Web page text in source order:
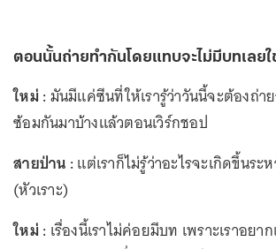
ตอนนั้นถ่ายทำกันโดยแทบจะไม่มีบทเลยใ
ใหม่ :มันมีแค่ซีนที่ให้เรารู้ว่าวันนี้จะต้องถ่า
ซ้อมกันมาบ้างแล้วตอนเวิร์กชอป
สายป่าน :แต่เราก็ไม่รู้ว่าอะไรจะเกิดขึ้นระ
(หัวเราะ)
ใหม่ : เรื่องนี้เราไม่ค่อยมีบท เพราะเราอย